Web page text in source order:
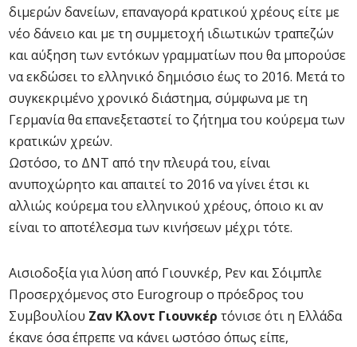
διμερών δανείων, επαναγορά κρατικού χρέους είτε με
νέο δάνειο και με τη συμμετοχή ιδιωτικών τραπεζών
και αύξηση των εντόκων γραμματίων που θα μπορούσε
να εκδώσει το ελληνικό δημιόσιο έως το 2016. Μετά το
συγκεκριμένο χρονικό διάστημα, σύμφωνα με τη
Γερμανία θα επανεξεταστεί το ζήτημα του κούρεμα των
κρατικών χρεών.
Ωστόσο, το ΔΝΤ από την πλευρά του, είναι
ανυποχώρητο και απαιτεί το 2016 να γίνει έτσι κι
αλλιώς κούρεμα του ελληνικού χρέους, όποιο κι αν
είναι το αποτέλεσμα των κινήσεων μέχρι τότε.
Αισιοδοξία για λύση από Γιουνκέρ, Ρεν και Σόιμπλε
Προσερχόμενος στο Eurogroup ο πρόεδρος του
Συμβουλίου Ζαν Κλοντ Γιουνκέρ τόνισε ότι η Ελλάδα
έκανε όσα έπρεπε να κάνει ωστόσο όπως είπε,